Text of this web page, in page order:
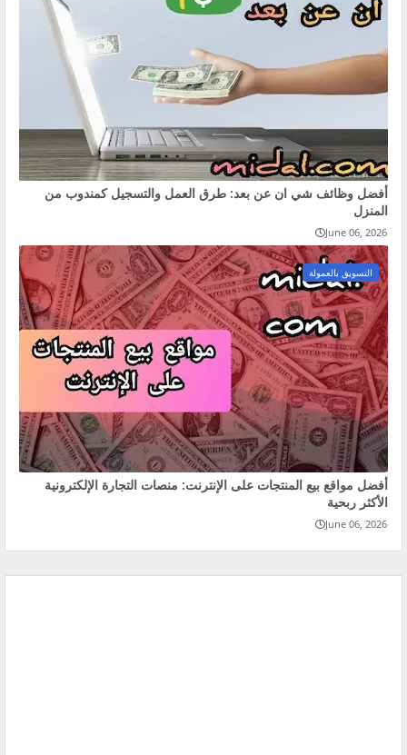
أفضل وظائف شي ان عن بعد: طرق العمل والتسجيل كمندوب من
المنزل
June 06, 2026
التسويق بالعمولة
أفضل مواقع بيع المنتجات على الإنترنت: منصات التجارة الإلكترونية
الأكثر ربحية
June 06, 2026